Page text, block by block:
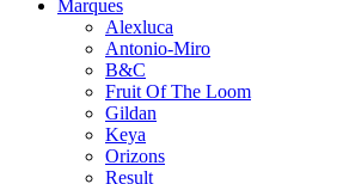
Marques
Alexluca
Antonio-Miro
B&C
Fruit Of The Loom
Gildan
Keya
Orizons
Result